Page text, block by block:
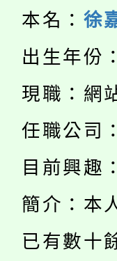
半價
者。
份教
大溪
份教
淨零
會
115
程
「本
場熱
8/21
徵才
局官
8月
本名： 徐
出生年份
現職：網
任職公司：
目前興趣
簡介：本
已有數十